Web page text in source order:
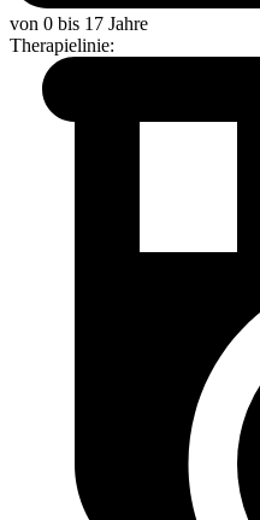
von 0 bis 17 Jahre
Therapielinie: